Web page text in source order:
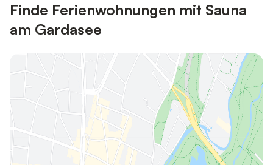
Finde Ferienwohnungen mit Sauna
am Gardasee